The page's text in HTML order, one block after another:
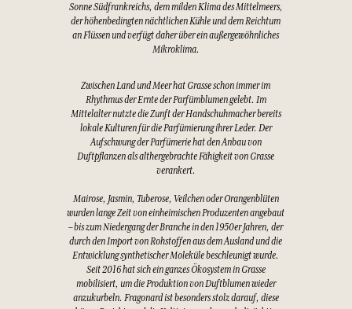
Sonne Südfrankreichs, dem milden Klima des Mittelmeers,
der höhenbedingten nächtlichen Kühle und dem Reichtum
an Flüssen und verfügt daher über ein außergewöhnliches
Mikroklima.
Zwischen Land und Meer hat Grasse schon immer im
Rhythmus der Ernte der Parfümblumen gelebt. Im
Mittelalter nutzte die Zunft der Handschuhmacher bereits
lokale Kulturen für die Parfümierung ihrer Leder. Der
Aufschwung der Parfümerie hat den Anbau von
Duftpflanzen als althergebrachte Fähigkeit von Grasse
verankert.
Mairose, Jasmin, Tuberose, Veilchen oder Orangenblüten
wurden lange Zeit von einheimischen Produzenten angebaut
– bis zum Niedergang der Branche in den 1950er Jahren, der
durch den Import von Rohstoffen aus dem Ausland und die
Entwicklung synthetischer Moleküle beschleunigt wurde.
Seit 2016 hat sich ein ganzes Ökosystem in Grasse
mobilisiert, um die Produktion von Duftblumen wieder
anzukurbeln. Fragonard ist besonders stolz darauf, diese